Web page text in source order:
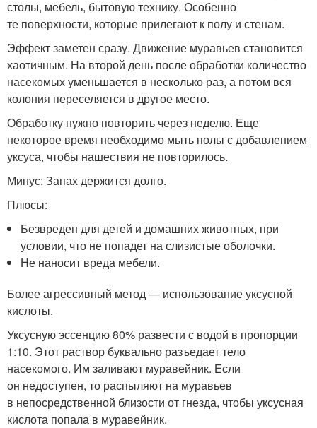
столы, мебель, бытовую технику. Особенно
те поверхности, которые прилегают к полу и стенам.
Эффект заметен сразу. Движение муравьев становится
хаотичным. На второй день после обработки количество
насекомых уменьшается в несколько раз, а потом вся
колония переселяется в другое место.
Обработку нужно повторить через неделю. Еще
некоторое время необходимо мыть полы с добавлением
уксуса, чтобы нашествия не повторилось.
Минус: Запах держится долго.
Плюсы:
Безвреден для детей и домашних животных, при
условии, что не попадет на слизистые оболочки.
Не наносит вреда мебели.
Более агрессивный метод — использование уксусной
кислоты.
Уксусную эссенцию 80% развести с водой в пропорции
1:10. Этот раствор буквально разъедает тело
насекомого. Им заливают муравейник. Если
он недоступен, то распыляют на муравьев
в непосредственной близости от гнезда, чтобы уксусная
кислота попала в муравейник.